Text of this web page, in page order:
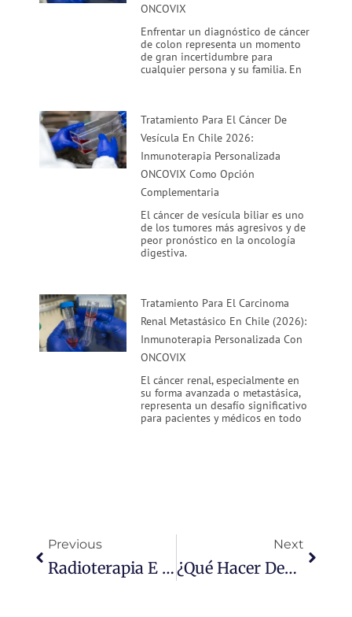
ONCOVIX
Enfrentar un diagnóstico de cáncer
de colon representa un momento
de gran incertidumbre para
cualquier persona y su familia. En
Tratamiento Para El Cáncer De
Vesícula En Chile 2026:
Inmunoterapia Personalizada
ONCOVIX Como Opción
Complementaria
El cáncer de vesícula biliar es uno
de los tumores más agresivos y de
peor pronóstico en la oncología
digestiva.
Tratamiento Para El Carcinoma
Renal Metastásico En Chile (2026):
Inmunoterapia Personalizada Con
ONCOVIX
El cáncer renal, especialmente en
su forma avanzada o metastásica,
representa un desafío significativo
para pacientes y médicos en todo
Previous
Radioterapia E Inmunoterapia DEX: Un Enfoque Integral Para El Tratamiento Del Cáncer
Next
¿Qué Hacer Después Del Diagnóstico De Cáncer? Opinión Del Dr. Ramón Gutiérrez